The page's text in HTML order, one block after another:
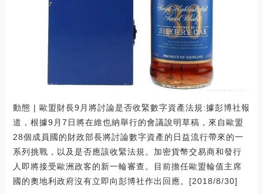
動態 | 歐盟財長9月將討論是否收緊數字資產法規:據彭博社報
道，根據9月7日將在維也納舉行的會議說明草稿，來自歐盟
28個成員國的財政部長將討論數字資產的日益流行帶來的一
系列挑戰，以及是否應該收緊法規。加密貨幣交易商和發行
人即將接受歐洲政客的新一輪審查。目前擔任歐盟輪值主席
國的奧地利政府沒有立即向彭博社作出回應。[2018/8/30]